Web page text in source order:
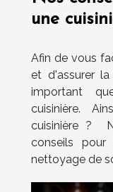
une
Afin de vous
et d'assurer
important
cuisinière.
cuisinière ?
conseils
nettoyage de